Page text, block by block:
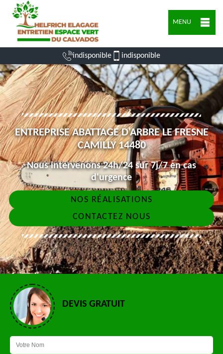
MENU
indisponible indisponible
ENTREPRISE ABATTAGE D'ARBRE LE FRESNE
CAMILLY 14480
Nous intervenons 24h/24 sur 7j/7 en cas
d'urgence
NOS RÉALISATIONS
CONTACTEZ NOUS
DEVIS GRATUIT